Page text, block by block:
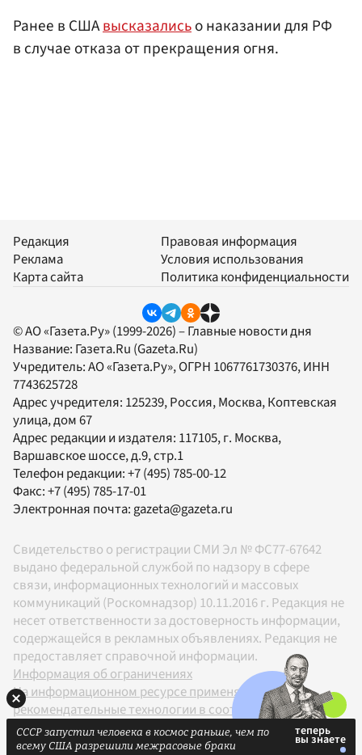
Ранее в СШАвысказалисьо наказании для РФ
в случае отказа от прекращения огня.
Редакция
Реклама
Карта сайта
Правовая информация
Условия использования
Политика конфиденциальности
© АО «Газета.Ру» (1999-2026) – Главные новости дня
Название: Газета.Ru (Gazeta.Ru)
Учредитель:АО «Газета.Ру», ОГРН 1067761730376, ИНН
7743625728
Адрес учредителя: 125239, Россия, Москва, Коптевская
улица, дом 67
Адрес редакции и издателя: 117105, г. Москва,
Варшавское шоссе, д.9, стр.1
Телефон редакции:+7 (495) 785-00-12
Факс:+7 (495) 785-17-01
Электронная почта: gazeta@gazeta.ru
Свидетельство о регистрации СМИ Эл № ФС77-67642
выдано федеральной службой по надзору в сфере
связи, информационных технологий и массовых
коммуникаций (Роскомнадзор) 10.11.2016 г. Редакция не
несет ответственности за достоверность информации,
содержащейся в рекламных объявлениях. Редакция не
предоставляет справочной информации.
Информация об ограничениях
На информационном ресурсе применяются
рекомендательные технологии в соответствии с
Правилами
18+
СССР запустил человека в космос раньше, чем по
всему США разрешили межрасовые браки